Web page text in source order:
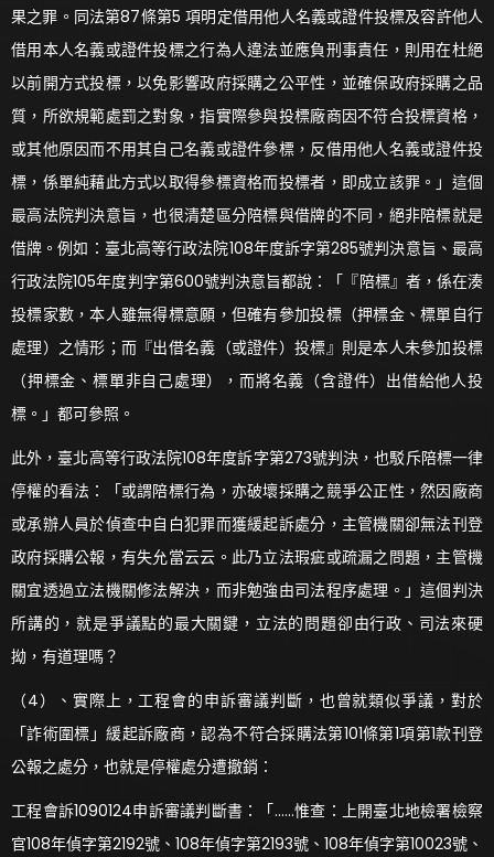
果之罪。同法第87條第5 項明定借用他人名義或證件投標及容許他人
借用本人名義或證件投標之行為人違法並應負刑事責任，則用在杜絕
以前開方式投標，以免影響政府採購之公平性，並確保政府採購之品
質，所欲規範處罰之對象，指實際參與投標廠商因不符合投標資格，
或其他原因而不用其自己名義或證件參標，反借用他人名義或證件投
標，係單純藉此方式以取得參標資格而投標者，即成立該罪。」這個
最高法院判決意旨，也很清楚區分陪標與借牌的不同，絕非陪標就是
借牌。例如：臺北高等行政法院108年度訴字第285號判決意旨、最高
行政法院105年度判字第600號判決意旨都說：「『陪標』者，係在湊
投標家數，本人雖無得標意願，但確有參加投標（押標金、標單自行
處理）之情形；而『出借名義（或證件）投標』則是本人未參加投標
（押標金、標單非自己處理），而將名義（含證件）出借給他人投
標。」都可參照。
此外，臺北高等行政法院108年度訴字第273號判決，也駁斥陪標一律
停權的看法：「或謂陪標行為，亦破壞採購之競爭公正性，然因廠商
或承辦人員於偵查中自白犯罪而獲緩起訴處分，主管機關卻無法刊登
政府採購公報，有失允當云云。此乃立法瑕疵或疏漏之問題，主管機
關宜透過立法機關修法解決，而非勉強由司法程序處理。」這個判決
所講的，就是爭議點的最大關鍵，立法的問題卻由行政、司法來硬
拗，有道理嗎？
（4）、實際上，工程會的申訴審議判斷，也曾就類似爭議，對於
「詐術圍標」緩起訴廠商，認為不符合採購法第101條第1項第1款刊登
公報之處分，也就是停權處分遭撤銷：
工程會訴1090124申訴審議判斷書：「……惟查：上開臺北地檢署檢察
官108年偵字第2192號、108年偵字第2193號、108年偵字第10023號、